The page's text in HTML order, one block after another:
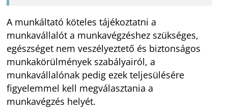
A munkáltató köteles tájékoztatni a
munkavállalót a munkavégzéshez szükséges,
egészséget nem veszélyeztető és biztonságos
munkakörülmények szabályairól, a
munkavállalónak pedig ezek teljesülésére
figyelemmel kell megválasztania a
munkavégzés helyét.